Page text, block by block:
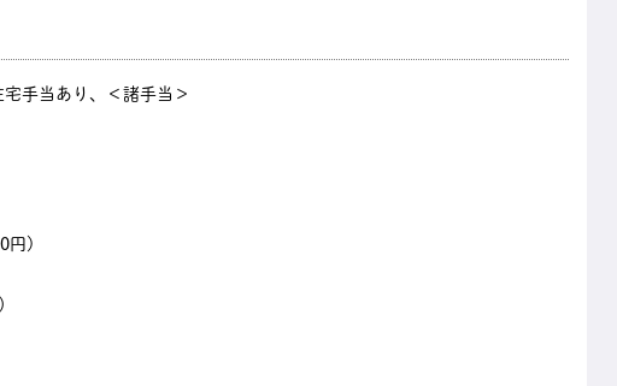
手当あり、＜諸手当＞
円)